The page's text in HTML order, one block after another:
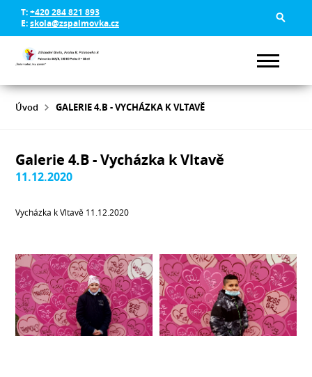
T:+420 284 821 893
E:skola@zspalmovka.cz
Úvod GALERIE 4.B - VYCHÁZKA K VLTAVĚ
Galerie 4.B - Vycházka k Vltavě
11.12.2020
Vycházka k Vltavě 11.12.2020